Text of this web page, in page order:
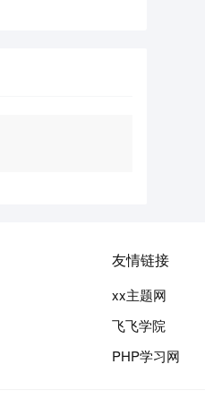
友情链接
xx主题网
飞飞学院
PHP学习网